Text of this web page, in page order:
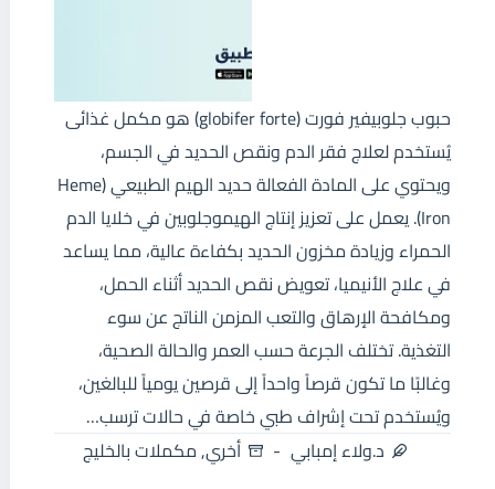
حبوب جلوبيفير فورت (globifer forte) هو مكمل غذائى
يُستخدم لعلاج فقر الدم ونقص الحديد في الجسم،
ويحتوي على المادة الفعالة حديد الهيم الطبيعي (Heme
Iron). يعمل على تعزيز إنتاج الهيموجلوبين في خلايا الدم
الحمراء وزيادة مخزون الحديد بكفاءة عالية، مما يساعد
في علاج الأنيميا، تعويض نقص الحديد أثناء الحمل،
ومكافحة الإرهاق والتعب المزمن الناتج عن سوء
التغذية. تختلف الجرعة حسب العمر والحالة الصحية،
وغالبًا ما تكون قرصاً واحداً إلى قرصين يومياً للبالغين،
ويُستخدم تحت إشراف طبي خاصة في حالات ترسب…
د.ولاء إمبابي
أخري,مكملات بالخليج